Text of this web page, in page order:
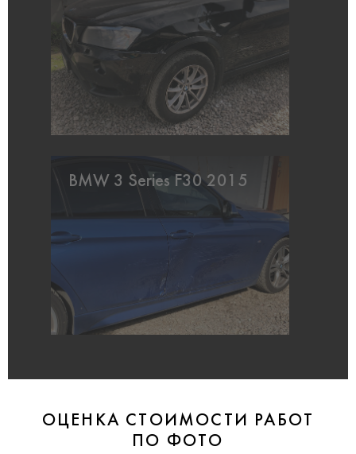
BMW 3 Series F30 2015
ОЦЕНКА СТОИМОСТИ РАБОТ
ПО ФОТО